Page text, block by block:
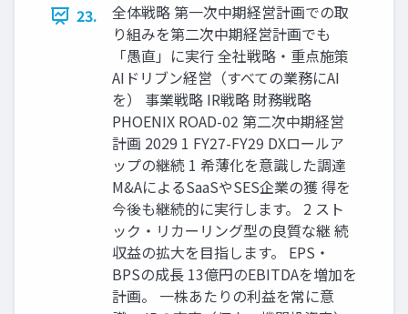
23.
全体戦略 第一次中期経営計画での取
り組みを第二次中期経営計画でも
「愚直」に実行 全社戦略・重点施策
AIドリブン経営（すべての業務にAI
を） 事業戦略 IR戦略 財務戦略
PHOENIX ROAD-02 第二次中期経営
計画 2029 1 FY27-FY29 DXロールア
ップの継続 1 希薄化を意識した調達
M&AによるSaaSやSES企業の獲 得を
今後も継続的に実行します。 2 スト
ック・リカーリング型の良質な継 続
収益の拡大を目指します。 EPS・
BPSの成長 13億円のEBITDAを増加を
計画。 一株あたりの利益を常に意